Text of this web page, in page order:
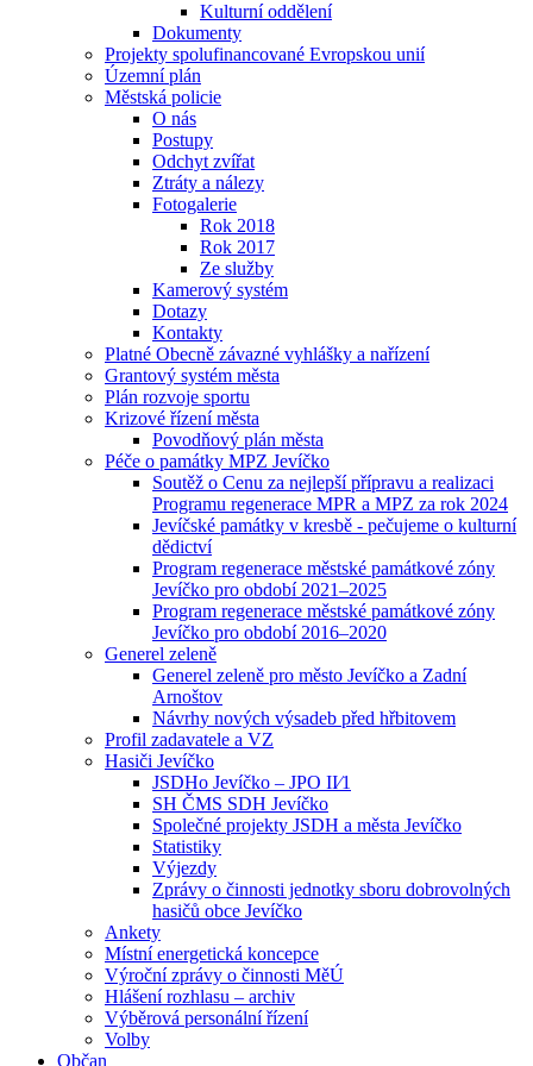
Kulturní oddělení
Dokumenty
Projekty spolufinancované Evropskou unií
Územní plán
Městská policie
O nás
Postupy
Odchyt zvířat
Ztráty a nálezy
Fotogalerie
Rok 2018
Rok 2017
Ze služby
Kamerový systém
Dotazy
Kontakty
Platné Obecně závazné vyhlášky a nařízení
Grantový systém města
Plán rozvoje sportu
Krizové řízení města
Povodňový plán města
Péče o památky MPZ Jevíčko
Soutěž o Cenu za nejlepší přípravu a realizaci
Programu regenerace MPR a MPZ za rok 2024
Jevíčské památky v kresbě - pečujeme o kulturní
dědictví
Program regenerace městské památkové zóny
Jevíčko pro období 2021–2025
Program regenerace městské památkové zóny
Jevíčko pro období 2016–2020
Generel zeleně
Generel zeleně pro město Jevíčko a Zadní
Arnoštov
Návrhy nových výsadeb před hřbitovem
Profil zadavatele a VZ
Hasiči Jevíčko
JSDHo Jevíčko – JPO II⁄1
SH ČMS SDH Jevíčko
Společné projekty JSDH a města Jevíčko
Statistiky
Výjezdy
Zprávy o činnosti jednotky sboru dobrovolných
hasičů obce Jevíčko
Ankety
Místní energetická koncepce
Výroční zprávy o činnosti MěÚ
Hlášení rozhlasu – archiv
Výběrová personální řízení
Volby
Občan